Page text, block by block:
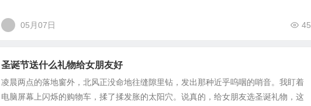
05月07日 45
圣诞节送什么礼物给女朋友好
凌晨两点的落地窗外，北风正没命地往缝隙里钻，发出那种近乎呜咽的哨音。我盯着
电脑屏幕上闪烁的购物车，揉了揉发胀的太阳穴。说真的，给女朋友选圣诞礼物，这